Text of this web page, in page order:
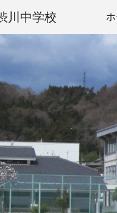
川中学校